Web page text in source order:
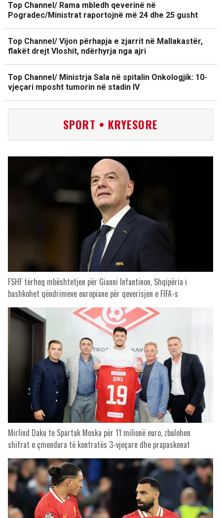
Top Channel/ Rama mbledh qeverinë në
Pogradec/Ministrat raportojnë më 24 dhe 25 gusht
Top Channel/ Vijon përhapja e zjarrit në Mallakastër,
flakët drejt Vloshit, ndërhyrja nga ajri
Top Channel/ Ministrja Sala në spitalin Onkologjik: 10-
vjeçari mposht tumorin në stadin IV
SPORT • KRYESORE
FSHF tërheq mbështetjen për Gianni Infantinon, Shqipëria i
bashkohet qëndrimeve europiane për qeverisjen e FIFA-s
Mirlind Daku te Spartak Moska për 11 milionë euro, zbulohen
shifrat e çmendura të kontratës 3-vjeçare dhe prapaskenat